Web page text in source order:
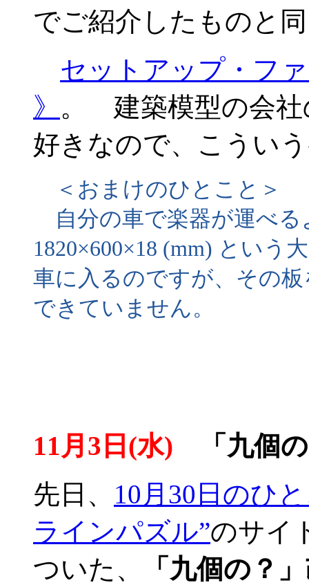
でご紹介したものと
セットアップ・フ
》 。 建築模型の会社
好きなので、こうい
＜おまけのひとこと＞
自分の車で楽器が運べる
1820×600×18 (mm) という
車に入るのですが、その
できていません。
11月3日(水) 「九個
先日、 10月30日のひ
ラインパズル”のサイ
ついた、
「九個の？